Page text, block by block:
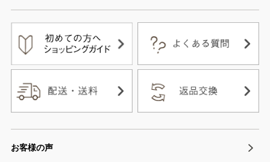
お客様の声